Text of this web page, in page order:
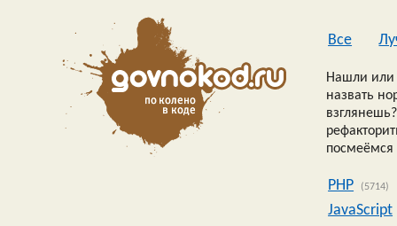
Все
Нашли или
назвать
посмеёмся
PHP (5714)
JavaScript